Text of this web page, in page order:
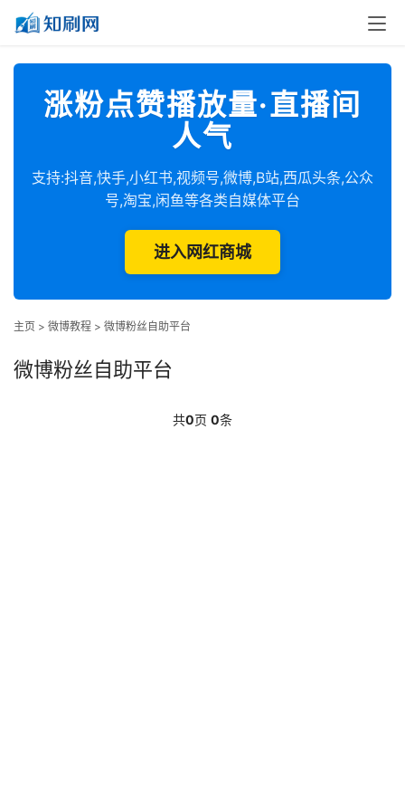
涨粉点赞播放量·直播间
人气
支持:抖音,快手,小红书,视频号,微博,B站,西瓜头条,公众
号,淘宝,闲鱼等各类自媒体平台
进入网红商城
主页 > 微博教程 > 微博粉丝自助平台
微博粉丝自助平台
共0页 0条